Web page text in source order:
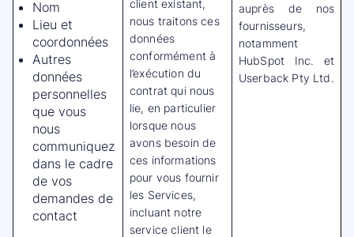
Nom
Lieu et
coordonnées
Autres
données
personnelles
que vous
nous
communiquez
dans le cadre
de vos
demandes de
contact
client existant,
nous traitons ces
données
conformément à
l’exécution du
contrat qui nous
lie, en particulier
lorsque nous
avons besoin de
ces informations
pour vous fournir
les Services,
incluant notre
service client le
auprès de nos
fournisseurs,
notamment
HubSpot Inc. et
Userback Pty Ltd.